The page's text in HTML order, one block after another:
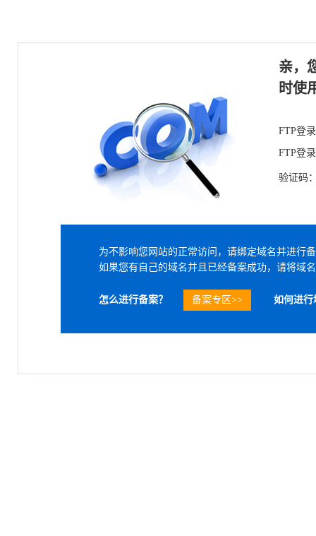
亲，
时使
FTP登
FTP登
验证码
为不影响您网站的正常访问，请绑定域名并进行
如果您有自己的域名并且已经备案成功，请将域
备案专区>> 如何进行
怎么进行备案？